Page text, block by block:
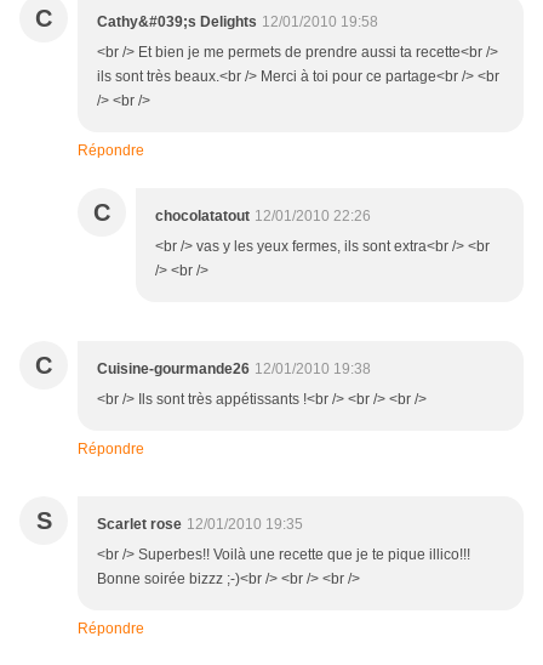
C Cathy&#039;s Delights 12/01/2010 19:58
<br /> Et bien je me permets de prendre aussi ta recette<br />
ils sont très beaux.<br /> Merci à toi pour ce partage<br /> <br
/> <br />
Répondre
C chocolatatout 12/01/2010 22:26
<br /> vas y les yeux fermes, ils sont extra<br /> <br
/> <br />
C Cuisine-gourmande26 12/01/2010 19:38
<br /> Ils sont très appétissants !<br /> <br /> <br />
Répondre
S Scarlet rose 12/01/2010 19:35
<br /> Superbes!! Voilà une recette que je te pique illico!!!
Bonne soirée bizzz ;-)<br /> <br /> <br />
Répondre